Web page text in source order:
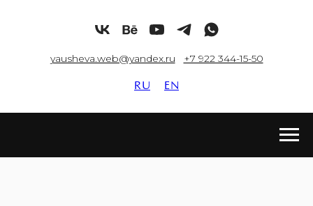
yausheva.web@yandex.ru +7 922 344-15-50
RU EN